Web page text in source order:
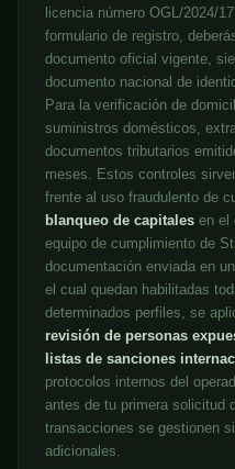
licencia número OGL/2024/
formulario de registro,
documento oficial vigente,
documento nacional de
Para la verificación de
suministros domésticos,
documentos tributarios
meses. Estos controles
frente al uso fraudulento de
blanqueo de capitales en el
equipo de cumplimiento de
documentación enviada en
el cual quedan habilitadas
determinados perfiles, se
revisión de personas
listas de sanciones
protocolos internos del
antes de tu primera solicitud
transacciones se gestionen
adicionales.